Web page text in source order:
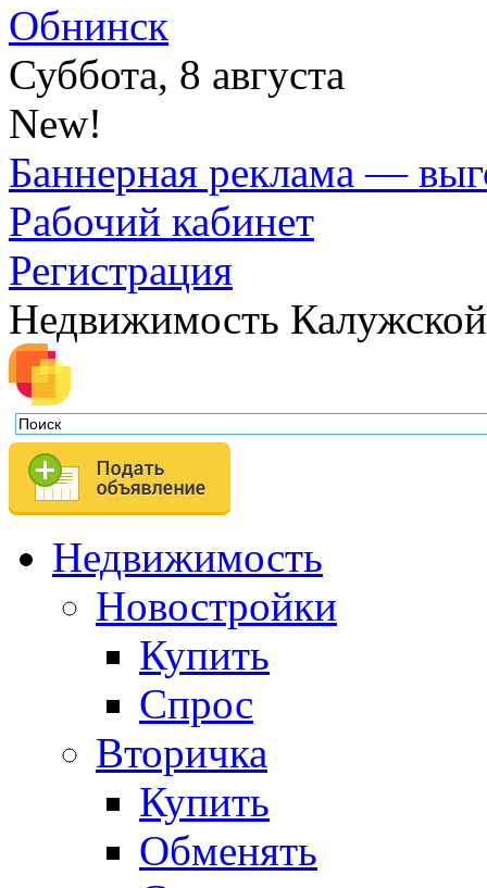
Обнинск
Суббота, 8 августа
New!
Баннерная реклама —
Рабочий кабинет
Регистрация
Недвижимость
Недвижимость
Новостройки
Купить
Спрос
Вторичка
Купить
Обменять